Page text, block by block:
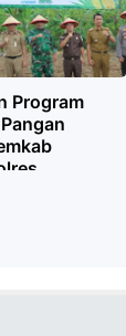
Program